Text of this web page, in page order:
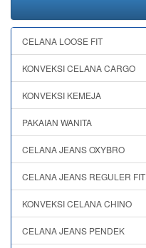
CELANA LOOSE FIT
KONVEKSI CELANA CARGO
KONVEKSI KEMEJA
PAKAIAN WANITA
CELANA JEANS OXYBRO
CELANA JEANS REGULER FIT
KONVEKSI CELANA CHINO
CELANA JEANS PENDEK